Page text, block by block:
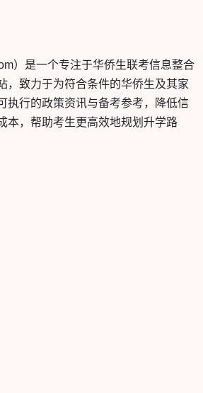
）是一个专注于华侨生联考信息整合
，致力于为符合条件的华侨生及其家
执行的政策资讯与备考参考，降低信
本，帮助考生更高效地规划升学路